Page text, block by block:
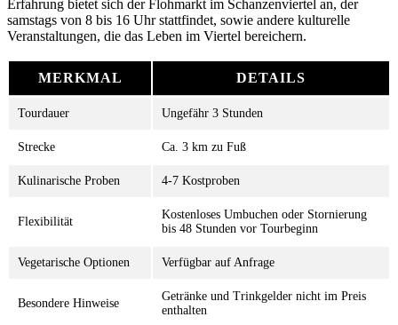
Erfahrung bietet sich der Flohmarkt im Schanzenviertel an, der
samstags von 8 bis 16 Uhr stattfindet, sowie andere kulturelle
Veranstaltungen, die das Leben im Viertel bereichern.
MERKMAL DETAILS
Tourdauer Ungefähr 3 Stunden
Strecke Ca. 3 km zu Fuß
Kulinarische Proben 4-7 Kostproben
Flexibilität
Kostenloses Umbuchen oder Stornierung
bis 48 Stunden vor Tourbeginn
Vegetarische Optionen Verfügbar auf Anfrage
Besondere Hinweise
Getränke und Trinkgelder nicht im Preis
enthalten